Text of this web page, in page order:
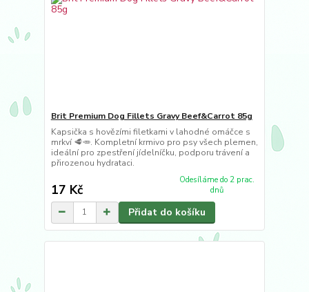
Brit Premium Dog Fillets Gravy Beef&Carrot 85g
Kapsička s hovězími filetkami v lahodné omáčce s
mrkví 🥩🥕. Kompletní krmivo pro psy všech plemen,
ideální pro zpestření jídelníčku, podporu trávení a
přirozenou hydrataci.
17 Kč
Odesíláme do 2 prac.
dnů
Přidat do košíku